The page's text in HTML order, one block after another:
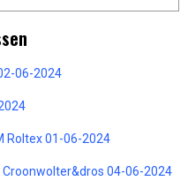
06-2024
Roltex 01-06-2024
04-06-2024